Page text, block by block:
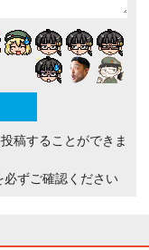
稿することができま
必ずご確認ください